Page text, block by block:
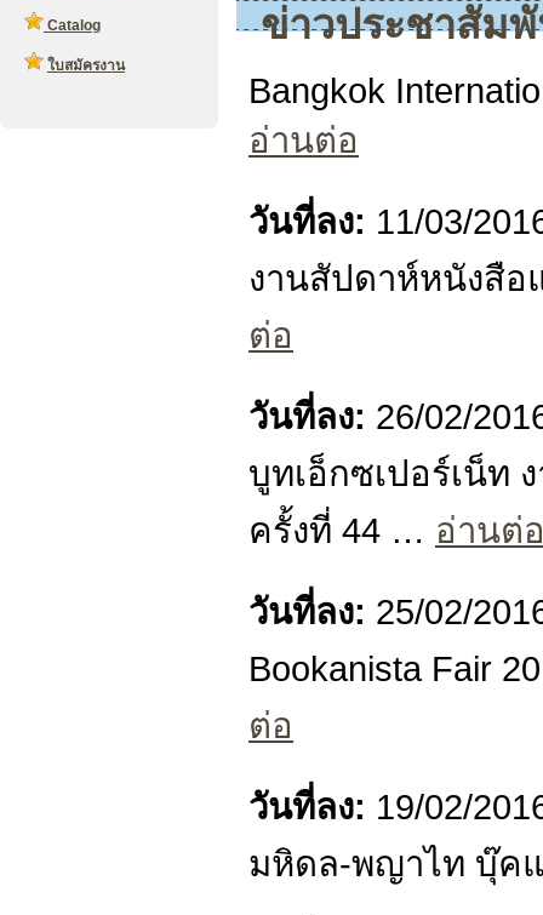
Catalog
ใบสมัครงาน
ข่าวประชาสัม
Bangkok
อ่านต่อ
วันที่ลง: 11/03/
งานสัปดาห์หนังสื
ต่อ
วันที่ลง: 26/02/
บูทเอ็กซเปอร์เน็ท
ครั้งที่ 44 … อ่านต่
วันที่ลง: 25/02/
Bookanista Fair
ต่อ
วันที่ลง: 19/02/
มหิดล-พญาไท บุ๊ค